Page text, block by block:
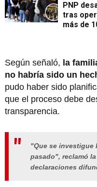
PNP
tras
más de
Según señaló, la
no habría sido un
pudo haber sido
que el proceso debe
transparencia.
"Que se investigue
pasado", reclamó
declaraciones